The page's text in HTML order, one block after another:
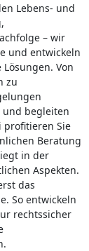
Lebens- und
– wir
und entwickeln
Von
zu
und begleiten
profitieren Sie
Beratung
in der
Aspekten.
das
So entwickeln
rechtssicher